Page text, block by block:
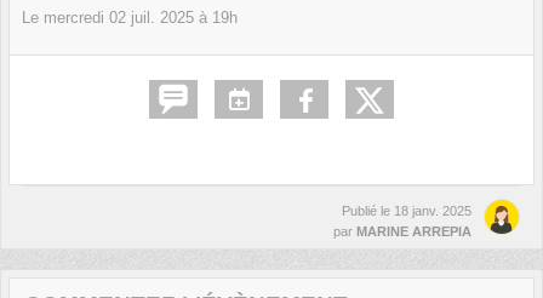
Le mercredi 02 juil. 2025 à 19h
Publié le 18 janv. 2025
par MARINE ARREPIA